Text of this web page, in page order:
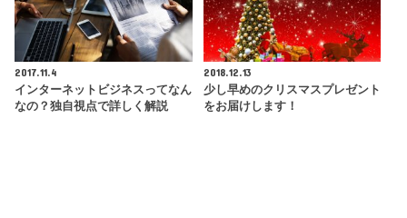
2017.11.4
インターネットビジネスってなん
なの？独自視点で詳しく解説
2018.12.13
少し早めのクリスマスプレゼント
をお届けします！